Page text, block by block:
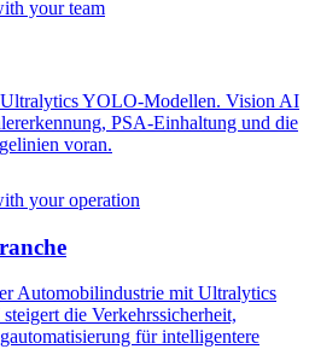
YOLO-Modellen. Vision AI
PSA-Einhaltung und die
voran.
Automobilindustrie mit Ultralytics
die Verkehrssicherheit,
für intelligentere